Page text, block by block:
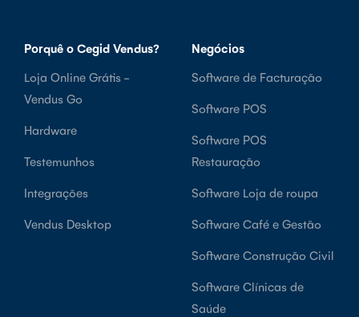
Porquê o Cegid Vendus?
Loja Online Grátis -
Vendus Go
Hardware
Testemunhos
Integrações
Vendus Desktop
Negócios
Software de Facturação
Software POS
Software POS
Restauração
Software Loja de roupa
Software Café e Gestão
Software Construção Civil
Software Clínicas de
Saúde